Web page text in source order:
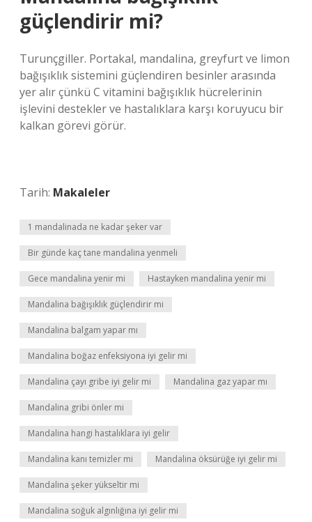
güçlendirir mi?
Turunçgiller. Portakal, mandalina, greyfurt ve limon
bağışıklık sistemini güçlendiren besinler arasında
yer alır çünkü C vitamini bağışıklık hücrelerinin
işlevini destekler ve hastalıklara karşı koruyucu bir
kalkan görevi görür.
Tarih: Makaleler
1 mandalinada ne kadar şeker var
Bir günde kaç tane mandalina yenmeli
Gece mandalina yenir mi Hastayken mandalina yenir mi
Mandalina bağışıklık güçlendirir mi
Mandalina balgam yapar mı
Mandalina boğaz enfeksiyona iyi gelir mi
Mandalina çayı gribe iyi gelir mi Mandalina gaz yapar mı
Mandalina gribi önler mi
Mandalina hangi hastalıklara iyi gelir
Mandalina kanı temizler mi Mandalina öksürüğe iyi gelir mi
Mandalina şeker yükseltir mi
Mandalina soğuk algınlığına iyi gelir mi